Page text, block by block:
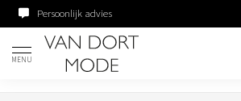
Persoonlijk advies
MENU